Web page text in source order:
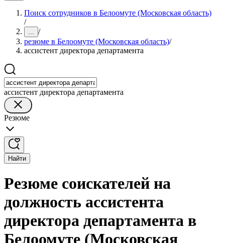
Поиск сотрудников в Белоомуте (Московская область)
/
... /
резюме в Белоомуте (Московская область)/
ассистент директора департамента
ассистент директора департамента
Резюме
Найти
Резюме соискателей на
должность ассистента
директора департамента в
Белоомуте (Московская